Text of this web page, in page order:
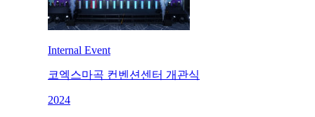
Internal Event
코엑스마곡 컨벤션센터 개관식
2024